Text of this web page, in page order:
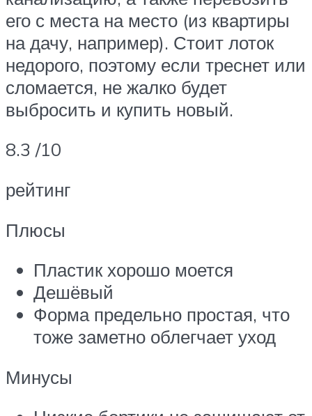
его с места на место (из квартиры
на дачу, например). Стоит лоток
недорого, поэтому если треснет или
сломается, не жалко будет
выбросить и купить новый.
8.3 /10
рейтинг
Плюсы
Пластик хорошо моется
Дешёвый
Форма предельно простая, что
тоже заметно облегчает уход
Минусы